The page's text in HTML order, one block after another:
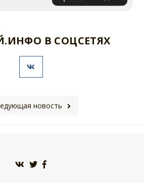
В СОЦСЕТЯХ
новость